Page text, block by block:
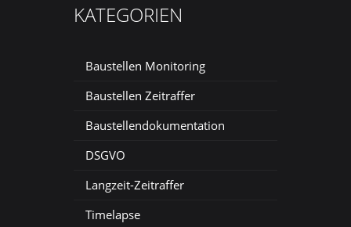
KATEGORIEN
Baustellen Monitoring
Baustellen Zeitraffer
Baustellendokumentation
DSGVO
Langzeit-Zeitraffer
Timelapse